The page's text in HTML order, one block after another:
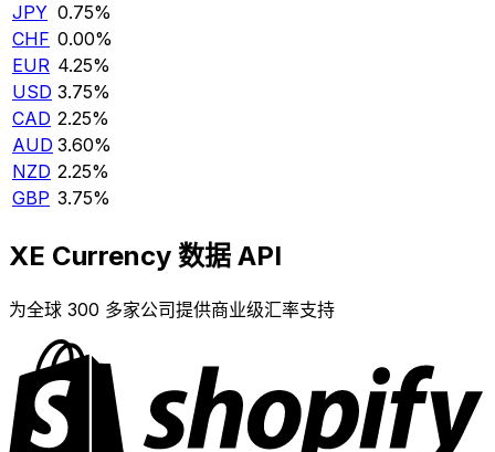
JPY 0.75%
CHF 0.00%
EUR 4.25%
USD 3.75%
CAD 2.25%
AUD 3.60%
NZD 2.25%
GBP 3.75%
XE Currency 数据 API
为全球 300 多家公司提供商业级汇率支持